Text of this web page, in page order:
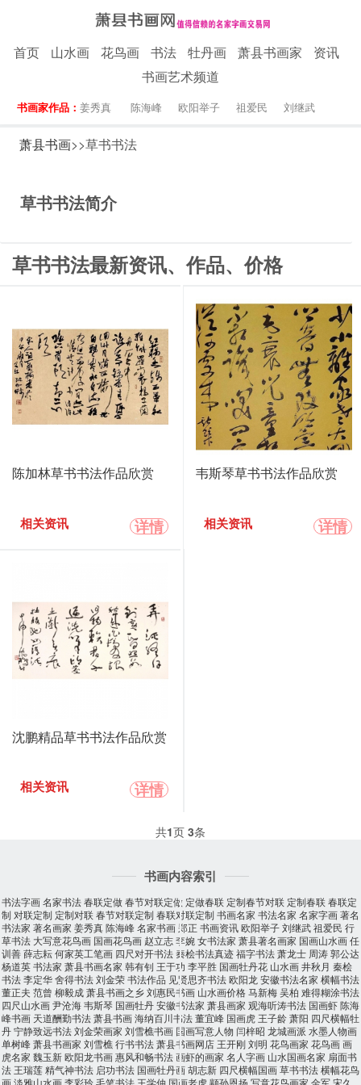
首页 山水画 花鸟画 书法 牡丹画 萧县书画家
资讯
书画艺术频道
书画家作品： 姜秀真 陈海峰 欧阳举子 祖爱民 刘继武
萧县书画>>草书书法
草书书法简介
草书书法最新资讯、作品、价格
陈加林草书书法作品欣赏
相关资讯 详情
韦斯琴草书书法作品欣赏
相关资讯 详情
沈鹏精品草书书法作品欣赏
相关资讯 详情
共1页 3条
书画内容索引
书法字画名家书法春联定做春节对联定做 定做春联 定制春节对联 定制春联春联定
制 对联定制 定制对联春节对联定制 春联对联定制 书画名家 书法名家 名家字画著名
书法家 著名画家 姜秀真陈海峰名家书画郑正 书画资讯欧阳举子刘继武祖爱民 行
草书法 大写意花鸟画 国画花鸟画 赵立志李婉 女书法家 萧县著名画家 国画山水画任
训善薛志耘何家英工笔画 四尺对开书法秦桧书法真迹福字书法萧龙士 周涛郭公达
杨道英书法家 萧县书画名家 韩有钊 王于功 李平胜 国画牡丹花 山水画井秋月 秦桧
书法李定华舍得书法刘金荣书法作品 见贤思齐书法欧阳龙安徽书法名家 横幅书法
董正夫 范曾 柳毅成萧县书画之乡刘惠民书画 山水画价格马新梅吴柏 难得糊涂书法
四尺山水画尹沧海韦斯琴 国画牡丹安徽书法家 萧县画家 观海听涛书法 国画虾陈海
峰书画 天道酬勤书法萧县书画海纳百川书法董宜峰 国画虎 王子龄萧阳 四尺横幅牡
丹宁静致远书法刘金荣画家 刘雪樵书画 国画写意人物 闫梓昭 龙城画派 水墨人物画
单树峰萧县书画家 刘雪樵行书书法萧县书画网店 王开刚刘明 花鸟画家 花鸟画画
虎名家 魏玉新欧阳龙书画惠风和畅书法画虾的画家 名人字画 山水国画名家 扇面书
法 王瑞莲精气神书法 启功书法 国画牡丹画胡志新 四尺横幅国画草书书法横幅花鸟